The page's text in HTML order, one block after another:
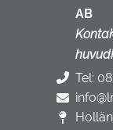
AB
Tel: